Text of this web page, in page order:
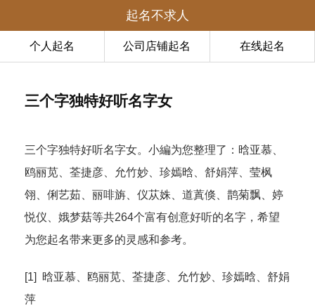
起名不求人
个人起名 公司店铺起名 在线起名
三个字独特好听名字女
三个字独特好听名字女。小編为您整理了：晗亚慕、
鸥丽苋、荃捷彦、允竹妙、珍嫣晗、舒娟萍、莹枫
翎、俐艺茹、丽啡旃、仪苁姝、道蒖倏、鹊菊飘、婷
悦仪、娥梦菇等共264个富有创意好听的名字，希望
为您起名带来更多的灵感和参考。
[1] 晗亚慕、鸥丽苋、荃捷彦、允竹妙、珍嫣晗、舒娟
萍